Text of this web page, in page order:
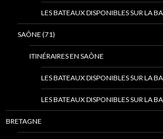
LES BATEAUX DISPONIBLES SUR LA
SAÔNE (71)
ITINÉRAIRES EN SAÔNE
LES BATEAUX DISPONIBLES SUR LA
LES BATEAUX DISPONIBLES SUR LA
BRETAGNE